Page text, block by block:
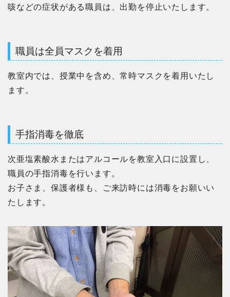
咳などの症状がある職員は、出勤を停止いたします。
職員は全員マスクを着用
教室内では、授業中を含め、常時マスクを着用いたし
ます。
手指消毒を徹底
次亜塩素酸水またはアルコールを教室入口に設置し、
職員の手指消毒を行います。
お子さま、保護者様も、ご来訪時には消毒をお願いい
たします。